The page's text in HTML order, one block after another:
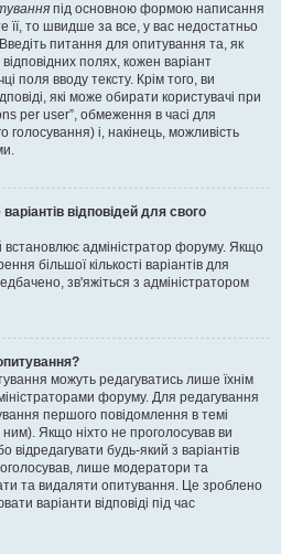
під основною формою написання
її, то швидше за все, у вас недостатньо
питання для опитування та, як
відповідних полях, кожен варіант
поля вводу тексту. Крім того, ви
які може обирати користувачі при
per user”, обмеження в часі для
голосування) і, накінець, можливість
відповідей для свого
встановлює адміністратор форуму. Якщо
більшої кількості варіантів для
зв'яжіться з адміністратором
можуть редагуватись лише їхнім
форуму. Для редагування
першого повідомлення в темі
Якщо ніхто не проголосував ви
будь-який з варіантів
лише модератори та
та видаляти опитування. Це зроблено
варіанти відповіді під час